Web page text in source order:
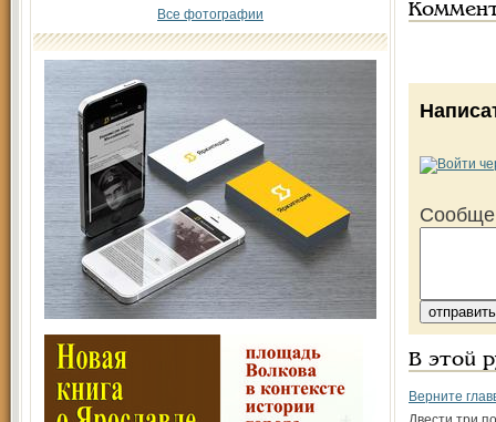
Все фотографии
В этой
Верните